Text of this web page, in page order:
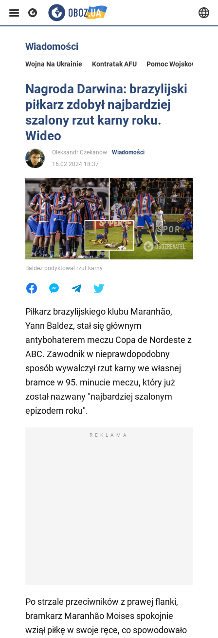
Wiadomości
Wojna Na Ukrainie Kontratak AFU Pomoc Wojskowa Dla
Nagroda Darwina: brazylijski
piłkarz zdobył najbardziej
szalony rzut karny roku.
Wideo
Oleksandr Czekanow
Wiadomości
16.02.2024 18:37
Baldez podyktował rzut karny
Piłkarz brazylijskiego klubu Maranhão,
Yann Baldez, stał się głównym
antybohaterem meczu Copa de Nordeste z
ABC. Zawodnik w nieprawdopodobny
sposób wywalczył rzut karny we własnej
bramce w 95. minucie meczu, który już
został nazwany "najbardziej szalonym
epizodem roku".
REKLAMA
Po strzale przeciwników z prawej flanki,
bramkarz Maranhão Moises spokojnie
wziął piłkę w swoje ręce, co spowodowało